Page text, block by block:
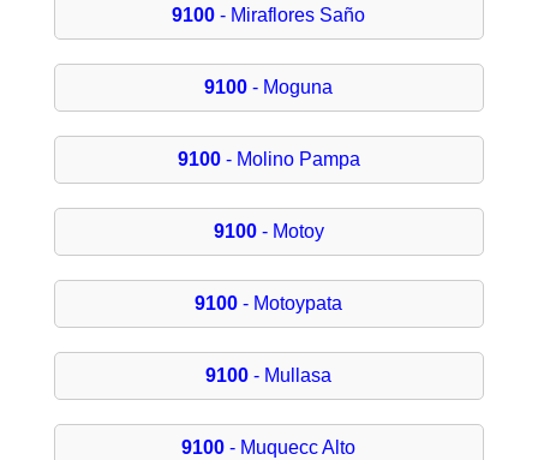
9100 - Miraflores Saño
9100 - Moguna
9100- Molino Pampa
9100- Motoy
9100 - Motoypata
9100 - Mullasa
9100 - Muquecc Alto